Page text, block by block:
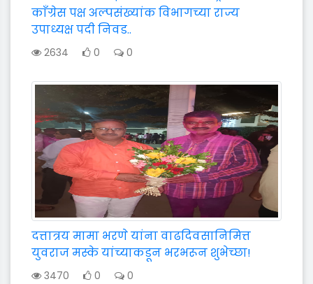
काँग्रेस पक्ष अल्पसंख्यांक विभागच्या राज्य
उपाध्यक्ष पदी निवड..
2634 0 0
दत्तात्रय मामा भरणे यांना वाढदिवसानिमित्त
युवराज मस्के यांच्याकडून भरभरून शुभेच्छा!
3470 0 0